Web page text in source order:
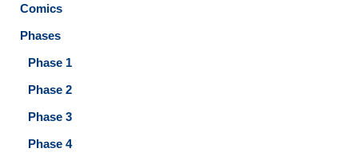
Comics
Phases
Phase 1
Phase 2
Phase 3
Phase 4